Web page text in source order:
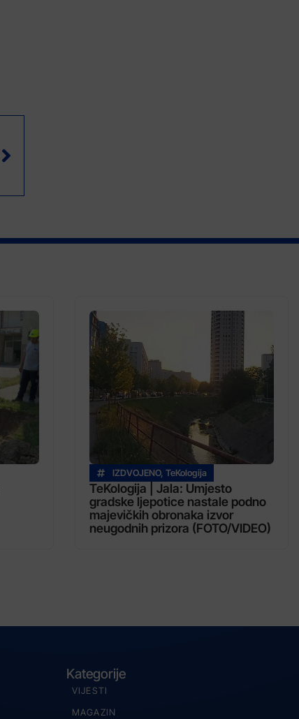
IZDVOJENO, TeKologija
TeKologija | Jala: Umjesto
gradske ljepotice nastale podno
majevičkih obronaka izvor
neugodnih prizora (FOTO/VIDEO)
Kategorije
VIJESTI
MAGAZIN